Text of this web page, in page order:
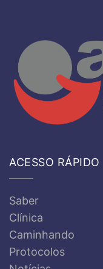
ACESSO RÁPIDO
Saber
Clínica
Caminhando
Protocolos